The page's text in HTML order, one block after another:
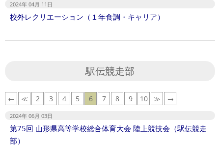
2024年 04月 11日
校外レクリエーション（１年食調・キャリア）
駅伝競走部
← ≪ 2 3 4 5 6 7 8 9 10 ≫ →
2024年 06月 03日
第75回 山形県高等学校総合体育大会 陸上競技会（駅伝競走
部）